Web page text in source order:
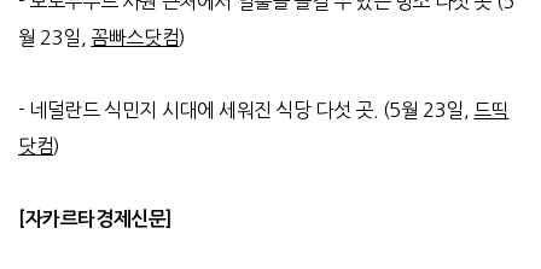
월 23일, 꼼빠스닷컴)
- 네덜란드 식민지 시대에 세워진 식당 다섯 곳. (5월 23일, 드띡
닷컴)
자카르타경제신문]